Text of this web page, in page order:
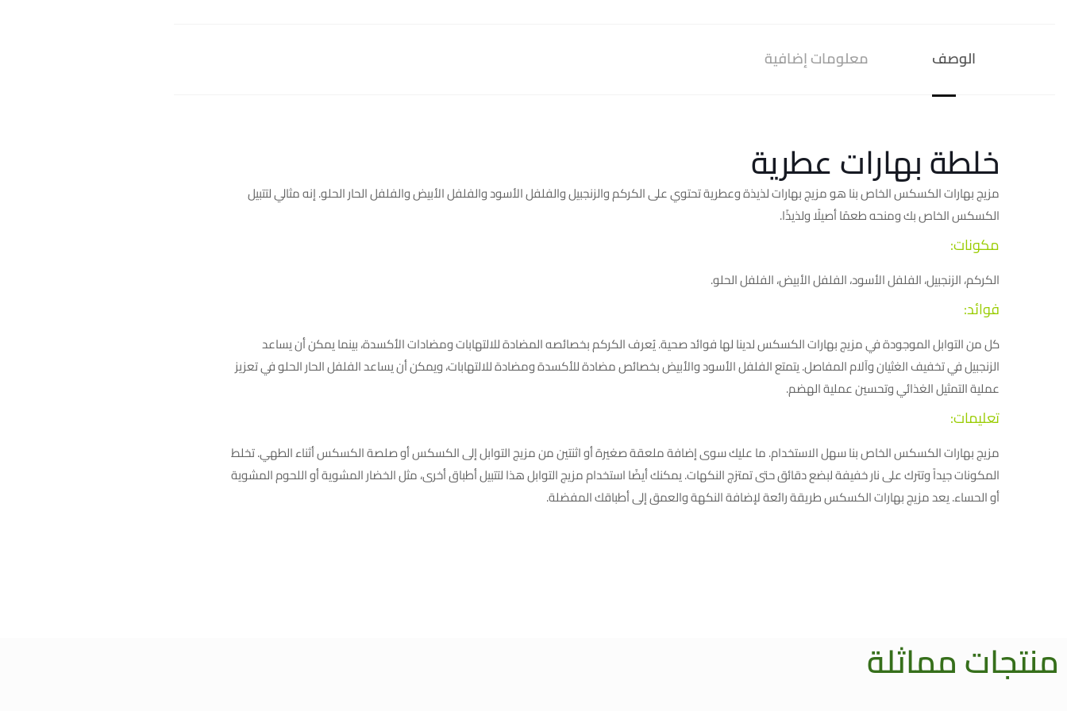
الوصف معلومات إضافية
خلطة بهارات عطرية
مزيج بهارات الكسكس الخاص بنا هو مزيج بهارات لذيذة وعطرية تحتوي على الكركم والزنجبيل والفلفل الأسود والفلفل الأبيض والفلفل الحار الحلو. إنه مثالي لتتبيل
الكسكس الخاص بك ومنحه طعمًا أصيلًا ولذيذًا.
مكونات:
الكركم، الزنجبيل، الفلفل الأسود، الفلفل الأبيض، الفلفل الحلو.
فوائد:
كل من التوابل الموجودة في مزيج بهارات الكسكس لدينا لها فوائد صحية. يُعرف الكركم بخصائصه المضادة للالتهابات ومضادات الأكسدة، بينما يمكن أن يساعد
الزنجبيل في تخفيف الغثيان وآلام المفاصل. يتمتع الفلفل الأسود والأبيض بخصائص مضادة للأكسدة ومضادة للالتهابات، ويمكن أن يساعد الفلفل الحار الحلو في تعزيز
عملية التمثيل الغذائي وتحسين عملية الهضم.
تعليمات:
مزيج بهارات الكسكس الخاص بنا سهل الاستخدام. ما عليك سوى إضافة ملعقة صغيرة أو اثنتين من مزيج التوابل إلى الكسكس أو صلصة الكسكس أثناء الطهي. تخلط
المكونات جيداً وتترك على نار خفيفة لبضع دقائق حتى تمتزج النكهات. يمكنك أيضًا استخدام مزيج التوابل هذا لتتبيل أطباق أخرى، مثل الخضار المشوية أو اللحوم المشوية
أو الحساء. يعد مزيج بهارات الكسكس طريقة رائعة لإضافة النكهة والعمق إلى أطباقك المفضلة.
منتجات مماثلة